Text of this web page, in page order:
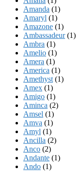
Amanda (1)
Amaryl (1)
Amazone (1)
Ambassadeur(1)
Ambra (1)
Amelio (1)
Amera (1)
America (1)
Amethyst (1)
Amex (1)
Amigo (1)
Aminca (2)
Amsel (1)
Amva (1)
Amyl (1)
Ancilla (2)
Anco (2)
Andante (1)
Ando (1)